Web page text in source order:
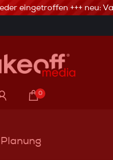
via Banküberweisung
eingetroffen +++ neu:
0